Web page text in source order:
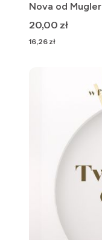
Nova od Mugler
Cena
20,00 zł
Cena
16,26 zł